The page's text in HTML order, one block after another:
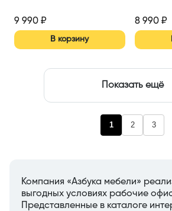
9 990 ₽
В корзину
8 990₽
Показать ещё
1 2 3
Компания «Азбука мебели»
выгодных условиях рабочие
Представленные в каталоге